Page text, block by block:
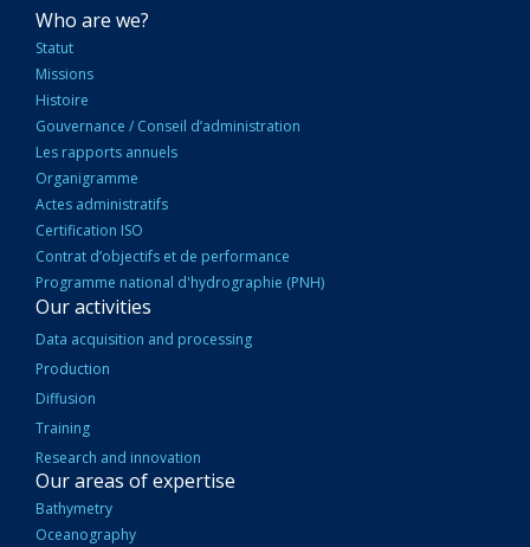
NAVIGATION
PRINCIPALE
Who are we?
Statut
Missions
Histoire
Gouvernance / Conseil d’administration
Les rapports annuels
Organigramme
Actes administratifs
Certification ISO
Contrat d’objectifs et de performance
Programme national d'hydrographie (PNH)
Our activities
Data acquisition and processing
Production
Diffusion
Training
Research and innovation
Our areas of expertise
Bathymetry
Oceanography